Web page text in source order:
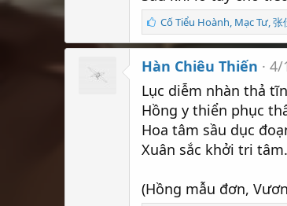
S
ố
l
ư
t
t
h
í
c
Cố Tiểu Hoành, Mạc Tư,张
Hàn Chiêu Thiến
4/
Lục diễm nhàn thả
Hồng y thiển phục
Hoa tâm sầu dục
Xuân sắc khởi tri tâm.
(Hồng mẫu đơn,